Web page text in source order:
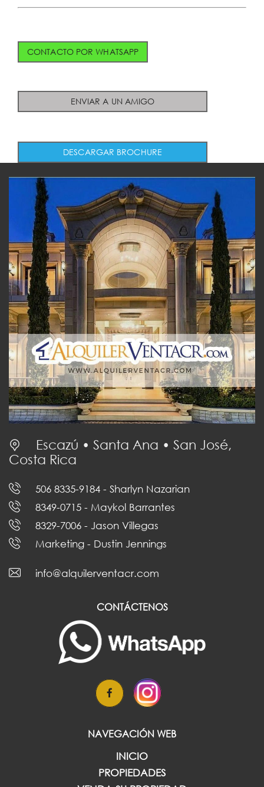
CONTACTO POR WHATSAPP
ENVIAR A UN AMIGO
DESCARGAR BROCHURE
Escazú • Santa Ana • San José,
Costa Rica
506 8335-9184 - Sharlyn Nazarian
8349-0715 - Maykol Barrantes
8329-7006 - Jason Villegas
Marketing - Dustin Jennings
info@alquilerventacr.com
CONTÁCTENOS
NAVEGACIÓN WEB
INICIO
PROPIEDADES